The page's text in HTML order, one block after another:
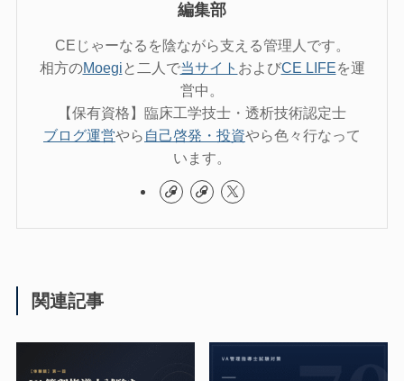
編集部
CEじゃーなるを陰ながら支える管理人です。
相方のMoegi と二人で当サイト およびCE LIFEを運
営中。
【保有資格】臨床工学技士・透析技術認定士
ブログ運営やら 自己啓発・投資やら色々行なって
います。
関連記事